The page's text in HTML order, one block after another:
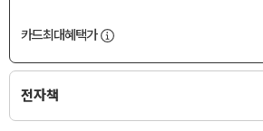
카드최대혜택가
전자책